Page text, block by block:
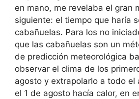
en mano, me revelaba el gran
siguiente: el tiempo que haría
cabañuelas. Para los no
que las cabañuelas son un
de predicción meteorológica
observar el clima de los
agosto y extrapolarlo a todo el
el 1 de agosto hacía calor, en